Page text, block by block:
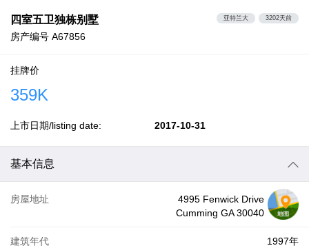
四室五卫独栋别墅
房产编号 A67856
亚特兰大 3202天前
挂牌价
359K
上市日期/listing date: 2017-10-31
基本信息
房屋地址
4995 Fenwick Drive
Cumming GA 30040
建筑年代 1997年